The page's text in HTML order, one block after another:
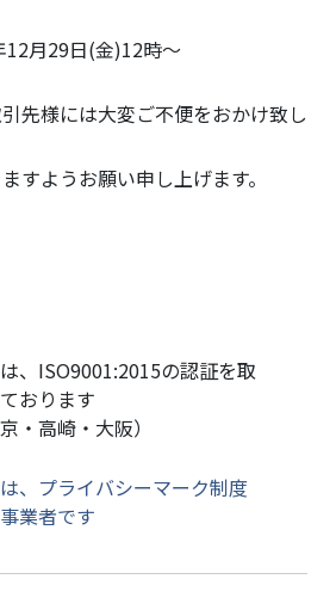
月29日(金)12時～
先様には大変ご不便をおかけ致し
すようお願い申し上げます。
、ISO9001:2015の認証を取
おります
京・高崎・大阪）
、プライバシーマーク制度
業者です